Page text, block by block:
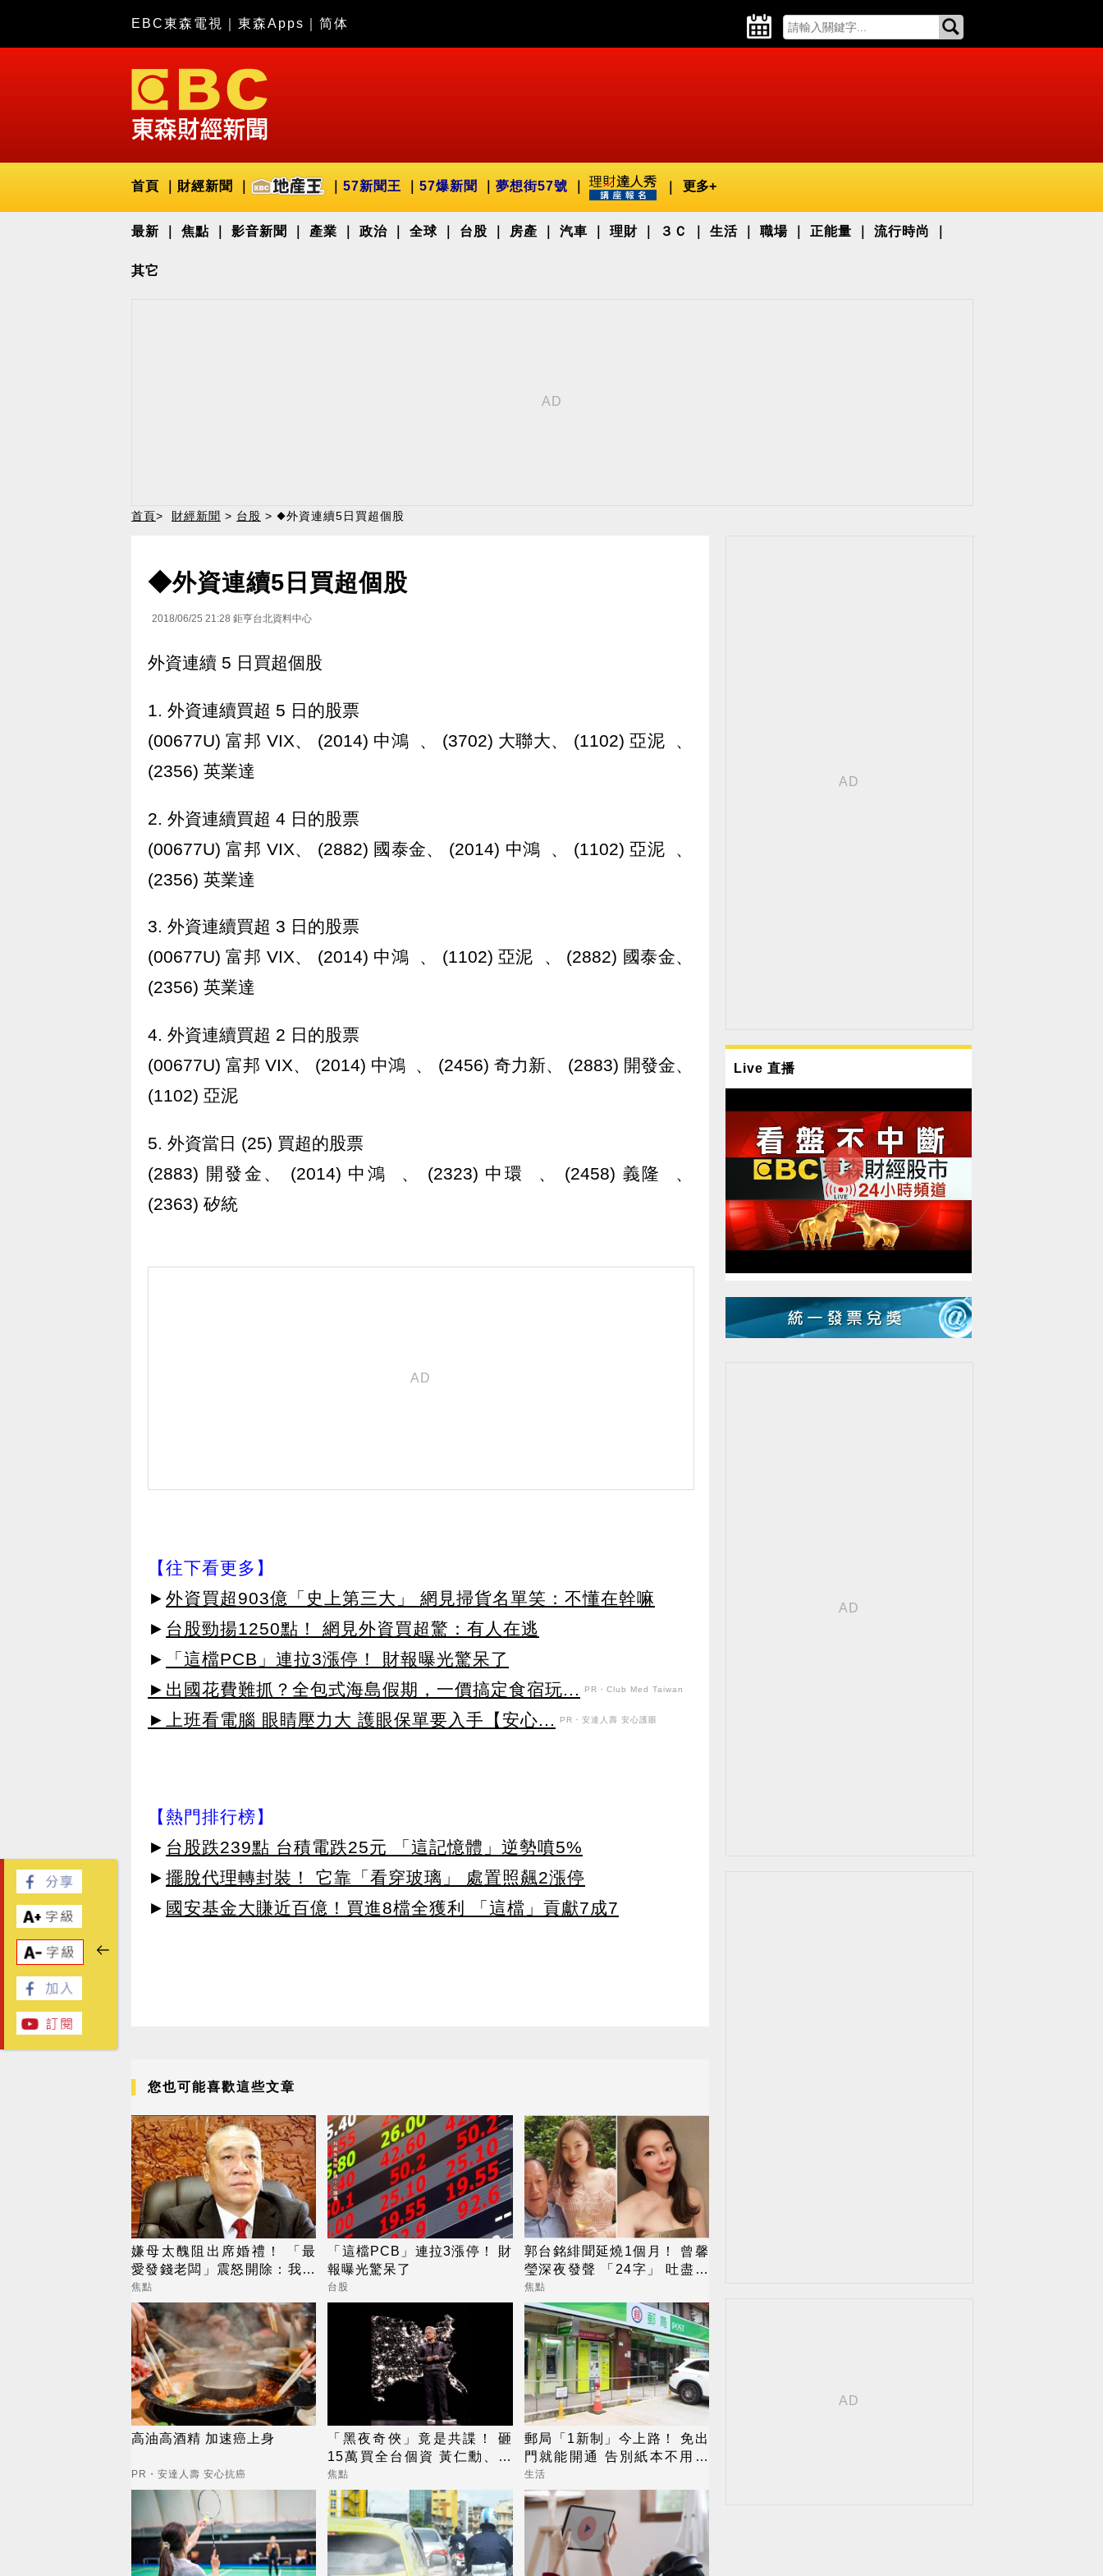
EBC東森電視 東森Apps 简体
首頁 財經新聞 57新聞王 57爆新聞 夢想街57號 更多+
最新 焦點 影音新聞 產業 政治 全球 台股 房產 汽車 理財 ３Ｃ 生活 職場 正能量 流行時尚
其它
首頁> 財經新聞 > 台股 > ◆外資連續5日買超個股
◆外資連續5日買超個股
2018/06/25 21:28 鉅亨台北資料中心
外資連續 5 日買超個股
1. 外資連續買超 5 日的股票
(00677U) 富邦 VIX、 (2014) 中鴻 、 (3702) 大聯大、 (1102) 亞泥 、
(2356) 英業達
2. 外資連續買超 4 日的股票
(00677U) 富邦 VIX、 (2882) 國泰金、 (2014) 中鴻 、 (1102) 亞泥 、
(2356) 英業達
3. 外資連續買超 3 日的股票
(00677U) 富邦 VIX、 (2014) 中鴻 、 (1102) 亞泥 、 (2882) 國泰金、
(2356) 英業達
4. 外資連續買超 2 日的股票
(00677U) 富邦 VIX、 (2014) 中鴻 、 (2456) 奇力新、 (2883) 開發金、
(1102) 亞泥
5. 外資當日 (25) 買超的股票
(2883) 開發金、 (2014) 中鴻 、 (2323) 中環 、 (2458) 義隆 、
(2363) 矽統
【往下看更多】
► 外資買超903億「史上第三大」 網見掃貨名單笑：不懂在幹嘛
► 台股勁揚1250點！ 網見外資買超驚：有人在逃
►
「這檔PCB」連拉3漲停！ 財報曝光驚呆了
►出國花費難抓？全包式海島假期，一價搞定食宿玩...
PR・Club Med Taiwan
►上班看電腦 眼睛壓力大 護眼保單要入手【安心... PR・安達人壽 安心護眼
【熱門排行榜】
► 台股跌239點 台積電跌25元 「這記憶體」逆勢噴5%
► 擺脫代理轉封裝！ 它靠「看穿玻璃」 處置照飆2漲停
► 國安基金大賺近百億！買進8檔全獲利 「這檔」貢獻7成7
您也可能喜歡這些文章
嫌母太醜阻出席婚禮！ 「最
愛發錢老闆」震怒開除：我看
不起你
焦點
「這檔PCB」連拉3漲停！ 財
報曝光驚呆了
台股
郭台銘緋聞延燒1個月！ 曾馨
瑩深夜發聲 「24字」 吐盡最
心繫的事
焦點
高油高酒精 加速癌上身
PR・安達人壽 安心抗癌
「黑夜奇俠」竟是共諜！ 砸
15萬買全台個資 黃仁勳、張
麗善也受害
焦點
郵局「1新制」今上路！ 免出
門就能開通 告別紙本不用跑
臨櫃
生活
Live 直播